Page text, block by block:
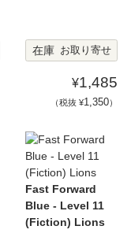
在庫 お取り寄せ
¥1,485
（税抜 ¥1,350）
Fast Forward
Blue - Level 11
(Fiction) Lions